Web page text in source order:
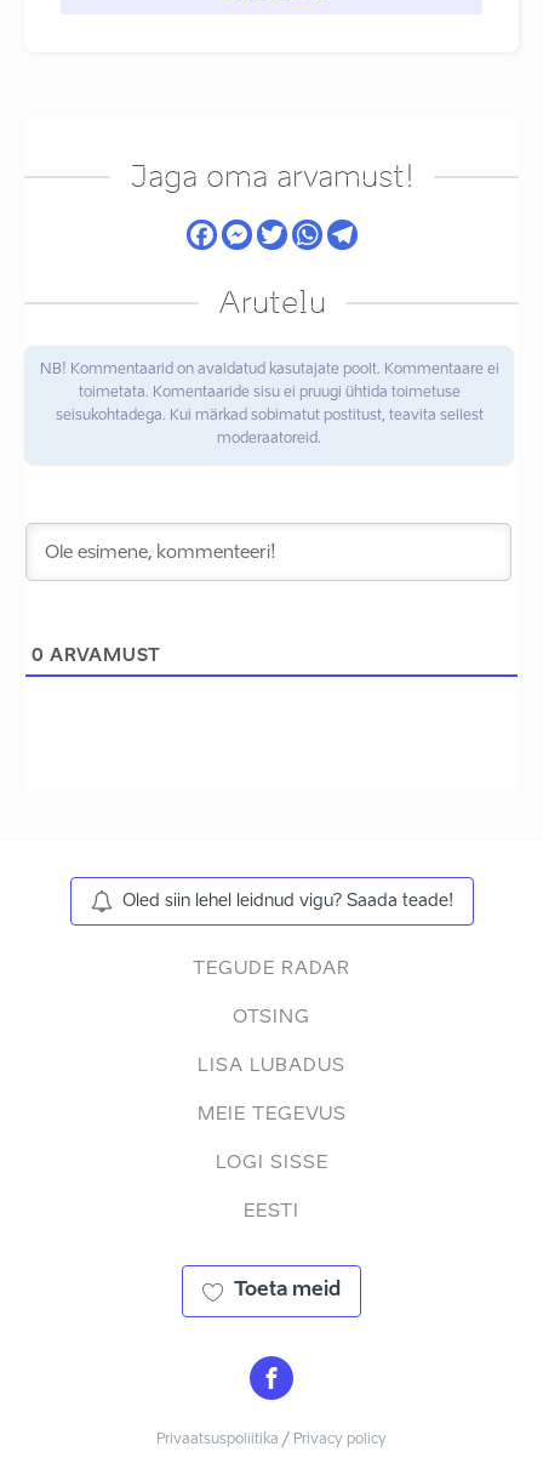
Jaga oma arvamust!
Arutelu
NB! Kommentaarid on avaldatud kasutajate poolt. Kommentaare ei
toimetata. Komentaaride sisu ei pruugi ühtida toimetuse
seisukohtadega. Kui märkad sobimatut postitust, teavita sellest
moderaatoreid.
0 ARVAMUST
Oled siin lehel leidnud vigu? Saada teade!
TEGUDE RADAR
OTSING
LISA LUBADUS
MEIE TEGEVUS
LOGI SISSE
EESTI
Toeta meid
Privaatsuspoliitika / Privacy policy